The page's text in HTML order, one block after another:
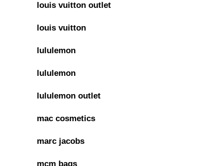
louis vuitton outlet
louis vuitton
lululemon
lululemon
lululemon outlet
mac cosmetics
marc jacobs
mcm bags